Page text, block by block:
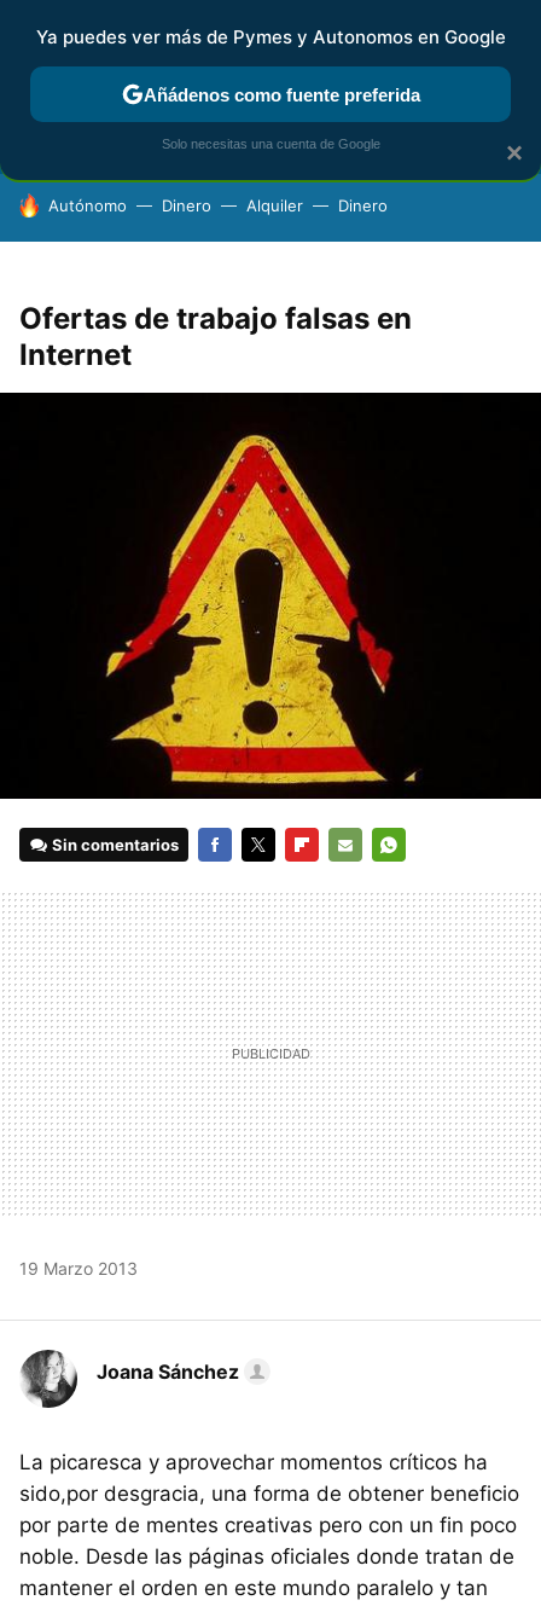
FISCALIDAD Y CONTABILIDAD KIT DIGITAL RENTA
HOY SE HABLA DE
Autónomo Dinero Alquiler Dinero
Ofertas de trabajo falsas en
Internet
Sin comentarios
MAIL
19 Marzo 2013
Joana Sánchez
La picaresca y aprovechar momentos críticos ha
sido,por desgracia, una forma de obtener beneficio
por parte de mentes creativas pero con un fin poco
noble. Desde las páginas oficiales donde tratan de
mantener el orden en este mundo paralelo y tan
×
Ya puedes ver más de Pymes y Autonomos en Google
Añádenos como fuente preferida
Solo necesitas una cuenta de Google